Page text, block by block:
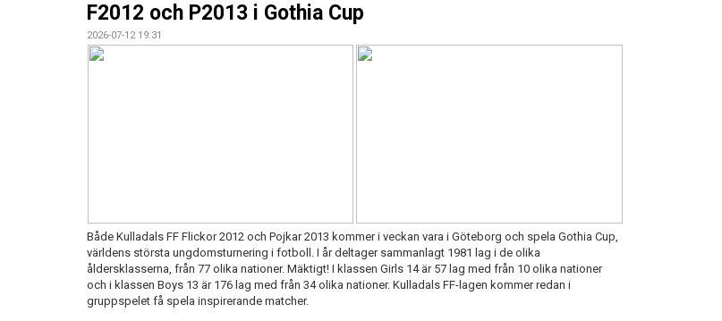
F2012 och P2013 i Gothia Cup
2026-07-12 19:31
Både Kulladals FF Flickor 2012 och Pojkar 2013 kommer i veckan vara i Göteborg och spela Gothia Cup,
världens största ungdomsturnering i fotboll. I år deltager sammanlagt 1981 lag i de olika
åldersklasserna, från 77 olika nationer. Mäktigt! I klassen Girls 14 är 57 lag med från 10 olika nationer
och i klassen Boys 13 är 176 lag med från 34 olika nationer. Kulladals FF-lagen kommer redan i
gruppspelet få spela inspirerande matcher.